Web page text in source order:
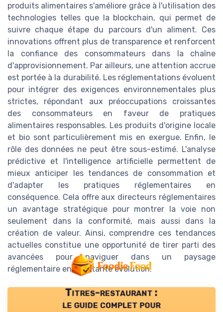
produits alimentaires s'améliore grâce à l'utilisation des
technologies telles que la blockchain, qui permet de
suivre chaque étape du parcours d'un aliment. Ces
innovations offrent plus de transparence et renforcent
la confiance des consommateurs dans la chaîne
d'approvisionnement. Par ailleurs, une attention accrue
est portée à la durabilité. Les réglementations évoluent
pour intégrer des exigences environnementales plus
strictes, répondant aux préoccupations croissantes
des consommateurs en faveur de pratiques
alimentaires responsables. Les produits d'origine locale
et bio sont particulièrement mis en exergue. Enfin, le
rôle des données ne peut être sous-estimé. L'analyse
prédictive et l'intelligence artificielle permettent de
mieux anticiper les tendances de consommation et
d'adapter les pratiques réglementaires en
conséquence. Cela offre aux directeurs réglementaires
un avantage stratégique pour montrer la voie non
seulement dans la conformité, mais aussi dans la
création de valeur. Ainsi, comprendre ces tendances
actuelles constitue une opportunité de tirer parti des
avancées pour naviguer dans un paysage
réglementaire en constante évolution.
Titres-restaurant :
le guide complet pour